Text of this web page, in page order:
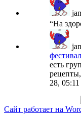
“На
есть
28, 05:11
Сайт работает на